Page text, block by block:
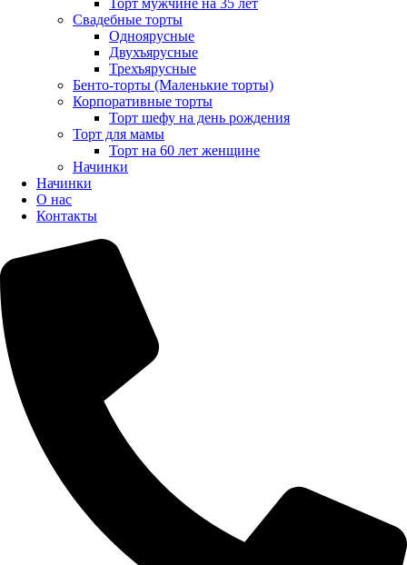
Торт мужчине на 35 лет
Свадебные торты
Одноярусные
Двухъярусные
Трехъярусные
Бенто-торты (Маленькие торты)
Корпоративные торты
Торт шефу на день рождения
Торт для мамы
Торт на 60 лет женщине
Начинки
Начинки
О нас
Контакты